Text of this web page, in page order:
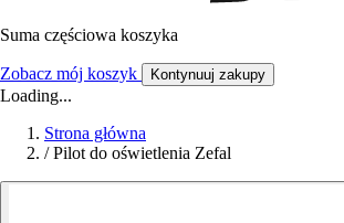
Suma częściowa koszyka
Zobacz mój koszyk Kontynuuj zakupy
Loading...
Strona główna
/ Pilot do oświetlenia Zefal